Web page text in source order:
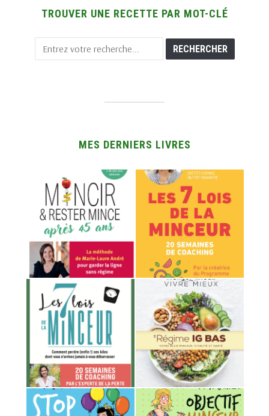
TROUVER UNE RECETTE PAR MOT-CLÉ
MES DERNIERS LIVRES